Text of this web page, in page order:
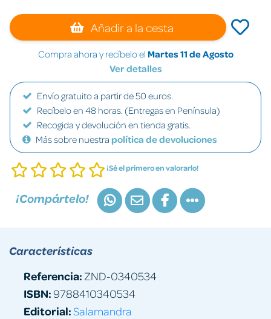
Añadir a la cesta
Compra ahora y recíbelo el Martes 11 de Agosto
Ver detalles
Envío gratuito a partir de 50 euros.
Recíbelo en 48 horas. (Entregas en Península)
Recogida y devolución en tienda gratis.
Más sobre nuestra política de devoluciones
¡Sé el primero en valorarlo!
¡Compártelo!
Características
Referencia: ZND-0340534
ISBN:9788410340534
Editorial:Salamandra